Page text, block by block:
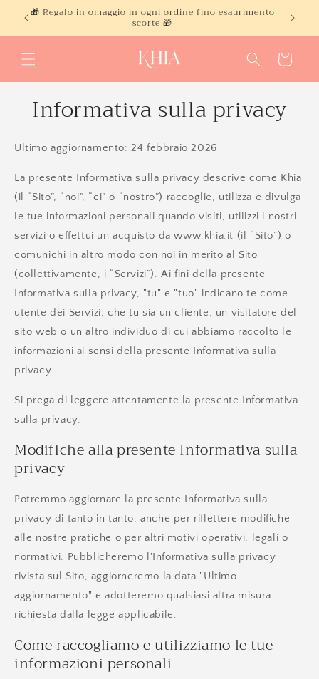
direttamente
🎁 Regalo in omaggio in ogni ordine fino esaurimento
scorte 🎁
Carrello
Informativa sulla privacy
Ultimo aggiornamento: 24 febbraio 2026
La presente Informativa sulla privacy descrive come Khia
(il “Sito”, “noi”, “ci” o “nostro”) raccoglie, utilizza e divulga
le tue informazioni personali quando visiti, utilizzi i nostri
servizi o effettui un acquisto da www.khia.it (il “Sito”) o
comunichi in altro modo con noi in merito al Sito
(collettivamente, i “Servizi”). Ai fini della presente
Informativa sulla privacy, "tu" e "tuo" indicano te come
utente dei Servizi, che tu sia un cliente, un visitatore del
sito web o un altro individuo di cui abbiamo raccolto le
informazioni ai sensi della presente Informativa sulla
privacy.
Si prega di leggere attentamente la presente Informativa
sulla privacy.
Modifiche alla presente Informativa sulla
privacy
Potremmo aggiornare la presente Informativa sulla
privacy di tanto in tanto, anche per riflettere modifiche
alle nostre pratiche o per altri motivi operativi, legali o
normativi. Pubblicheremo l'Informativa sulla privacy
rivista sul Sito, aggiorneremo la data "Ultimo
aggiornamento" e adotteremo qualsiasi altra misura
richiesta dalla legge applicabile.
Come raccogliamo e utilizziamo le tue
informazioni personali